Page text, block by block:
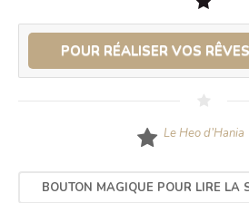
POUR RÉALISER VOS
Le Heo d’Hania
BOUTON MAGIQUE POUR LIRE LA